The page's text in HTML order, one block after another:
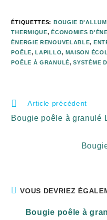
ÉTIQUETTES: BOUGIE
THERMIQUE, ÉCONOMIES
ÉNERGIE RENOUVELABLE,
POÊLE, LAPILLO, MAISON
POÊLE À GRANULÉ, SYSTÈME
Article précédent
Bougie poêle à granulé
VOUS DEVRIEZ
Bougie poêle à